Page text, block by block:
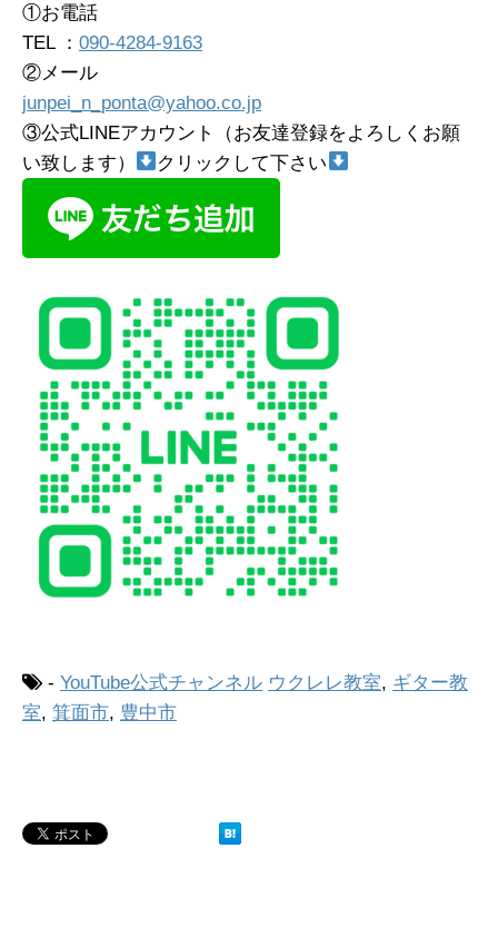
①お電話
TEL ： 090-4284-9163
②メール
junpei_n_ponta@yahoo.co.jp
③公式LINEアカウント（お友達登録をよろしくお願
い致します）
クリックして下さい
- YouTube公式チャンネル ウクレレ教室, ギター教
室, 箕面市, 豊中市